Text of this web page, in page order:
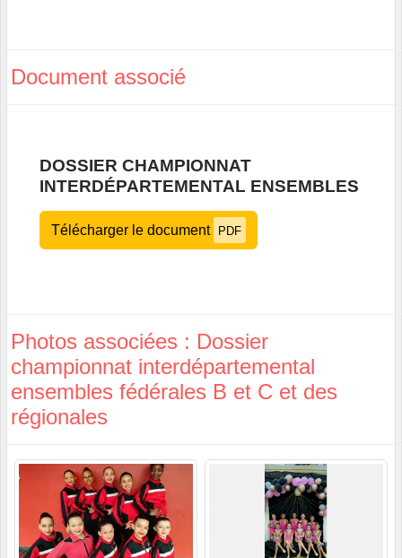
Document associé
DOSSIER CHAMPIONNAT
INTERDÉPARTEMENTAL ENSEMBLES
Télécharger le document PDF
Photos associées : Dossier
championnat interdépartemental
ensembles fédérales B et C et des
régionales